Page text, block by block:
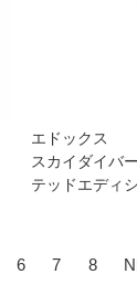
エドックス
スカイダイバ
テッドエディ
6 7 8